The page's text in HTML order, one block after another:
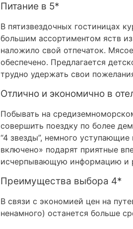
Питание в 5*
В пятизвездочных гостиницах
большим ассортиментом яств
наложило свой отпечаток.
обеспечено. Предлагается
трудно удержать свои
Отлично и экономично в
Побывать на
совершить поездку по более
“4 звезды”, немного
включено» подарят приятные
исчерпывающую информацию и
Преимущества выбора 4*
В связи с экономией цен на
ненамного) останется больше